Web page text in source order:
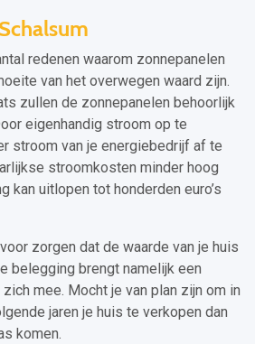
redenen waarom zonnepanelen
van het overwegen waard zijn.
zullen de zonnepanelen behoorlijk
eigenhandig stroom op te
stroom van je energiebedrijf af te
stroomkosten minder hoog
kan uitlopen tot honderden euro’s
zorgen dat de waarde van je huis
belegging brengt namelijk een
mee. Mocht je van plan zijn om in
jaren je huis te verkopen dan
komen.